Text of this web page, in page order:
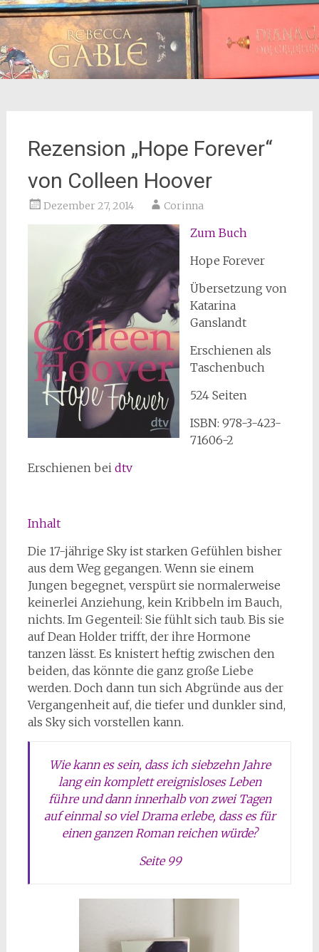
Rezension „Hope Forever“
von Colleen Hoover
Dezember 27, 2014 Corinna
Zum Buch
Hope Forever
Übersetzung von
Katarina
Ganslandt
Erschienen als
Taschenbuch
524 Seiten
ISBN: 978-3-423-
71606-2
Erschienen bei dtv
Inhalt
Die 17-jährige Sky ist starken Gefühlen bisher
aus dem Weg gegangen. Wenn sie einem
Jungen begegnet, verspürt sie normalerweise
keinerlei Anziehung, kein Kribbeln im Bauch,
nichts. Im Gegenteil: Sie fühlt sich taub. Bis sie
auf Dean Holder trifft, der ihre Hormone
tanzen lässt. Es knistert heftig zwischen den
beiden, das könnte die ganz große Liebe
werden. Doch dann tun sich Abgründe aus der
Vergangenheit auf, die tiefer und dunkler sind,
als Sky sich vorstellen kann.
Wie kann es sein, dass ich siebzehn Jahre
lang ein komplett ereignisloses Leben
führe und dann innerhalb von zwei Tagen
auf einmal so viel Drama erlebe, dass es für
einen ganzen Roman reichen würde?
Seite 99